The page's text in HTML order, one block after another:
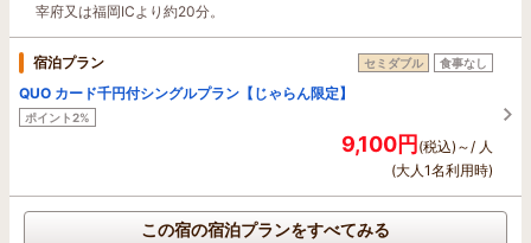
宰府又は福岡ICより約20分。
宿泊プラン セミダブル 食事なし
QUO カード千円付シングルプラン【じゃらん限定】
ポイント2%
9,100円(税込)～/ 人
(大人1名利用時)
この宿の宿泊プランをすべてみる